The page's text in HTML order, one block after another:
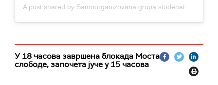
У 18 часова завршена блокада Моста
слободе, започета јуче у 15 часова